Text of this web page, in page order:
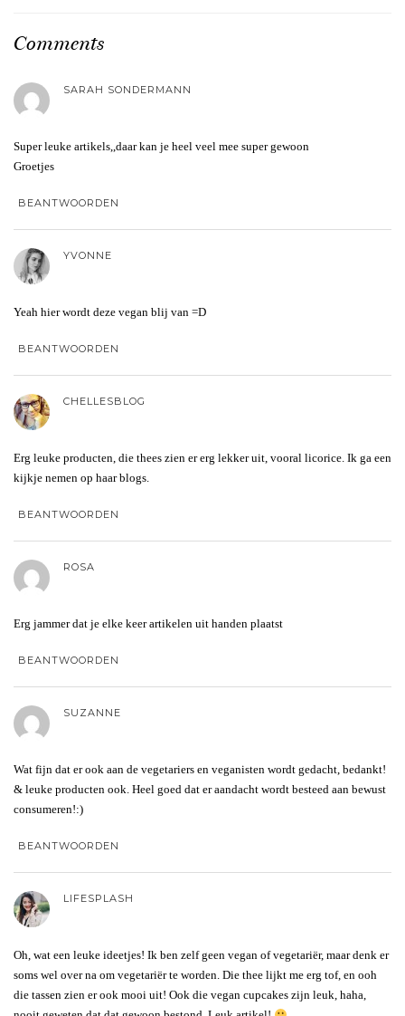
Comments
SARAH SONDERMANN
Super leuke artikels,,daar kan je heel veel mee super gewoon
Groetjes
BEANTWOORDEN
YVONNE
Yeah hier wordt deze vegan blij van =D
BEANTWOORDEN
CHELLESBLOG
Erg leuke producten, die thees zien er erg lekker uit, vooral licorice. Ik ga een
kijkje nemen op haar blogs.
BEANTWOORDEN
ROSA
Erg jammer dat je elke keer artikelen uit handen plaatst
BEANTWOORDEN
SUZANNE
Wat fijn dat er ook aan de vegetariers en veganisten wordt gedacht, bedankt!
& leuke producten ook. Heel goed dat er aandacht wordt besteed aan bewust
consumeren!:)
BEANTWOORDEN
LIFESPLASH
Oh, wat een leuke ideetjes! Ik ben zelf geen vegan of vegetariër, maar denk er
soms wel over na om vegetariër te worden. Die thee lijkt me erg tof, en ooh
die tassen zien er ook mooi uit! Ook die vegan cupcakes zijn leuk, haha,